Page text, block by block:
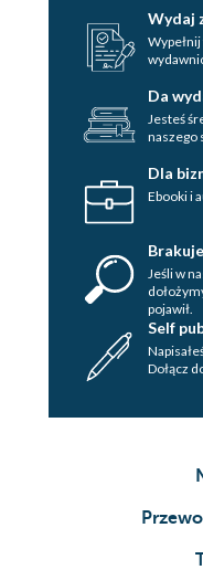
Wydaj
Da
Jesteś
naszego
Dla
Ebooki i
Jeśli w
pojawił.
Self
Dołącz